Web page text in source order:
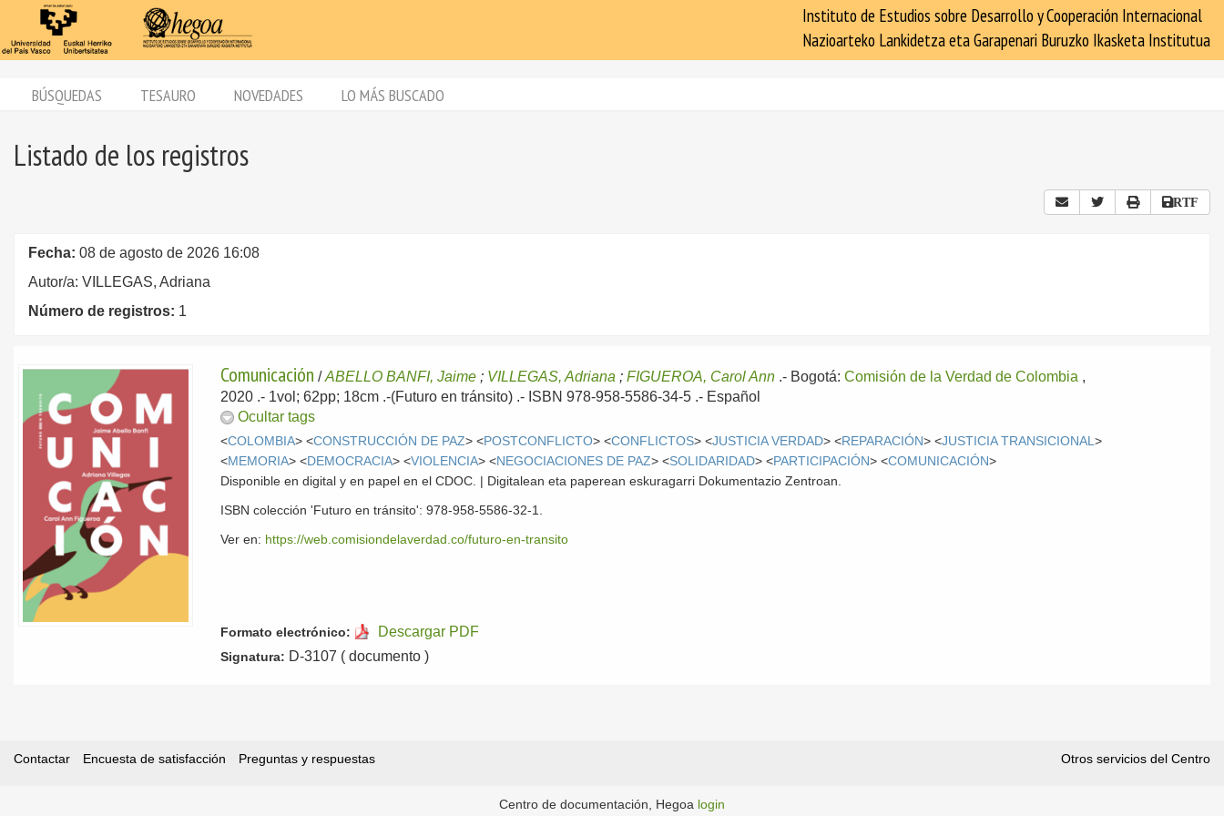
Instituto de Estudios sobre Desarrollo y Cooperación Internacional
Nazioarteko Lankidetza eta Garapenari Buruzko Ikasketa Institutua
BÚSQUEDAS TESAURO NOVEDADES LO MÁS BUSCADO
Listado de los registros
RTF
Fecha: 08 de agosto de 2026 16:08
Autor/a: VILLEGAS, Adriana
Número de registros: 1
Comunicación /ABELLO BANFI, Jaime ; VILLEGAS, Adriana ;FIGUEROA, Carol Ann .- Bogotá:Comisión de la Verdad de Colombia ,
2020 .- 1vol; 62pp; 18cm .-(Futuro en tránsito) .- ISBN 978-958-5586-34-5 .- Español
Ocultar tags
<COLOMBIA> <CONSTRUCCIÓN DE PAZ> <POSTCONFLICTO> <CONFLICTOS> <JUSTICIA VERDAD> <REPARACIÓN> <JUSTICIA TRANSICIONAL>
<MEMORIA> <DEMOCRACIA> <VIOLENCIA> <NEGOCIACIONES DE PAZ> <SOLIDARIDAD> <PARTICIPACIÓN> <COMUNICACIÓN>
Disponible en digital y en papel en el CDOC. | Digitalean eta paperean eskuragarri Dokumentazio Zentroan.
ISBN colección 'Futuro en tránsito': 978-958-5586-32-1.
Ver en: https://web.comisiondelaverdad.co/futuro-en-transito
Formato electrónico: Descargar PDF
Signatura: D-3107 ( documento )
Contactar Encuesta de satisfacción Preguntas y respuestas Otros servicios del Centro
Centro de documentación, Hegoa login